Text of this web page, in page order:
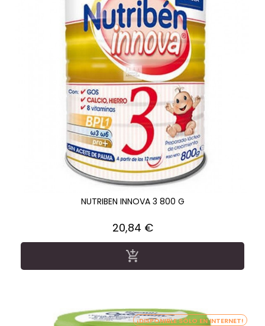
NUTRIBEN INNOVA 3 800 G
Precio
20,84 €

¡DISPONIBLE SÓLO EN INTERNET!